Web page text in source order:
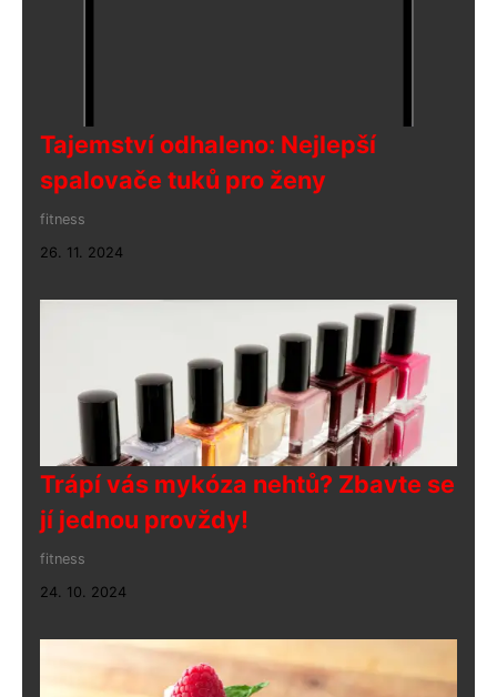
Tajemství odhaleno: Nejlepší
spalovače tuků pro ženy
fitness
26. 11. 2024
Trápí vás mykóza nehtů? Zbavte se
jí jednou provždy!
fitness
24. 10. 2024